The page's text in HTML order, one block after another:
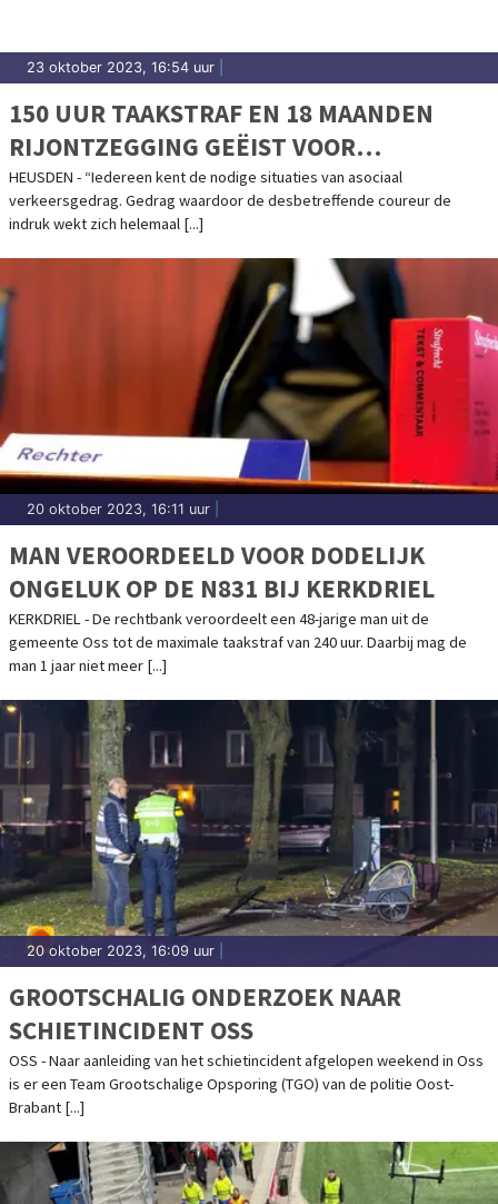
23 oktober 2023, 16:54 uur
150 UUR TAAKSTRAF EN 18 MAANDEN
RIJONTZEGGING GEËIST VOOR
LEVENSGEVAARLIJK RIJGEDRAG
HEUSDEN - “Iedereen kent de nodige situaties van asociaal
verkeersgedrag. Gedrag waardoor de desbetreffende coureur de
indruk wekt zich helemaal [...]
20 oktober 2023, 16:11 uur
MAN VEROORDEELD VOOR DODELIJK
ONGELUK OP DE N831 BIJ KERKDRIEL
KERKDRIEL - De rechtbank veroordeelt een 48-jarige man uit de
gemeente Oss tot de maximale taakstraf van 240 uur. Daarbij mag de
man 1 jaar niet meer [...]
20 oktober 2023, 16:09 uur
GROOTSCHALIG ONDERZOEK NAAR
SCHIETINCIDENT OSS
OSS - Naar aanleiding van het schietincident afgelopen weekend in Oss
is er een Team Grootschalige Opsporing (TGO) van de politie Oost-
Brabant [...]